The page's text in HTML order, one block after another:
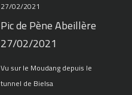
Pic de Pène Abeillère
27/02/2021
Vu sur le Moudang depuis le
tunnel de Bielsa